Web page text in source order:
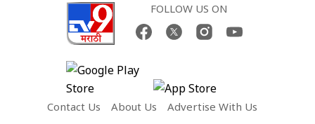
FOLLOW US ON
Contact Us About Us
Advertise With Us